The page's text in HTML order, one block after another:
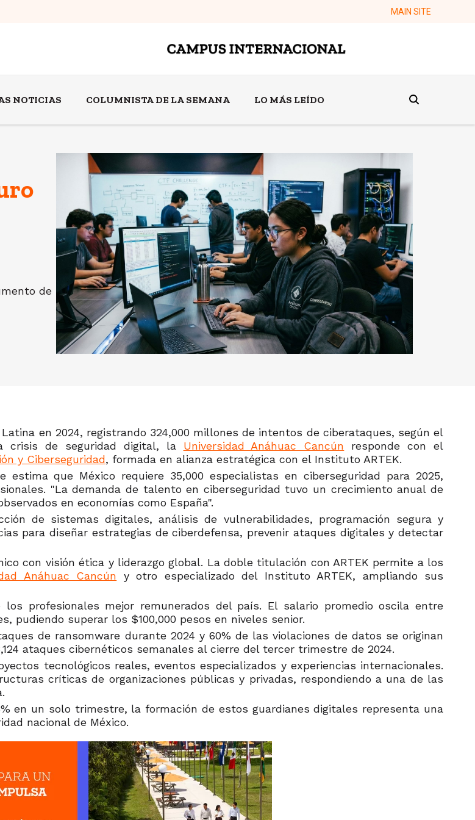
MAIN SITE
NOTICIAS COLUMNISTA DE LA SEMANA LO MÁS LEÍDO
de
en 2024, registrando 324,000 millones de intentos de ciberataques, según el
crisis de seguridad digital, la Universidad Anáhuac Cancún responde con el
y Ciberseguridad, formada en alianza estratégica con el Instituto ARTEK.
que México requiere 35,000 especialistas en ciberseguridad para 2025,
"La demanda de talento en ciberseguridad tuvo un crecimiento anual de
en economías como España".
de sistemas digitales, análisis de vulnerabilidades, programación segura y
para diseñar estrategias de ciberdefensa, prevenir ataques digitales y detectar
con visión ética y liderazgo global. La doble titulación con ARTEK permite a los
Anáhuac Cancún y otro especializado del Instituto ARTEK, ampliando sus
profesionales mejor remunerados del país. El salario promedio oscila entre
pudiendo superar los $100,000 pesos en niveles senior.
de ransomware durante 2024 y 60% de las violaciones de datos se originan
ataques cibernéticos semanales al cierre del tercer trimestre de 2024.
tecnológicos reales, eventos especializados y experiencias internacionales.
críticas de organizaciones públicas y privadas, respondiendo a una de las
en un solo trimestre, la formación de estos guardianes digitales representa una
nacional de México.